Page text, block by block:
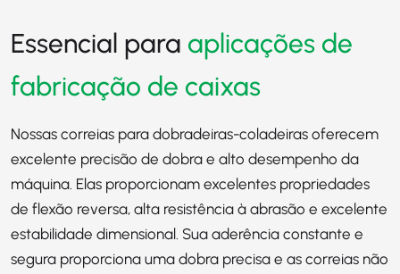
Essencial para aplicações de
fabricação de caixas
Nossas correias para dobradeiras-coladeiras oferecem
excelente precisão de dobra e alto desempenho da
máquina. Elas proporcionam excelentes propriedades
de flexão reversa, alta resistência à abrasão e excelente
estabilidade dimensional. Sua aderência constante e
segura proporciona uma dobra precisa e as correias não